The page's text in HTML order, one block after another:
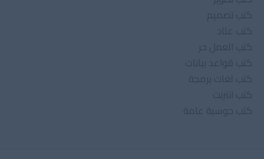
كتب تصميم
كتب عتاد
كتب العمل حر
كتب قواعد بيانات
كتب لغات برمجة
كتب انترنت
كتب حوسبة عامة